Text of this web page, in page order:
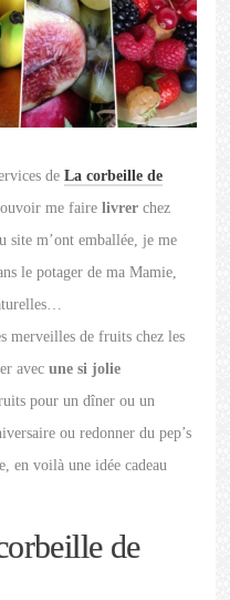
deLa corbeille de
me fairelivrer chez
site m’ont emballée, je me
le potager de ma Mamie,
merveilles de fruits chez les
avecune si jolie
pour un dîner ou un
ou redonner du pep’s
en voilà une idée cadeau
de